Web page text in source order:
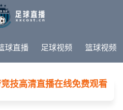
球直播 足球视频 篮球视频
育专题
技高清直播在线免费观看